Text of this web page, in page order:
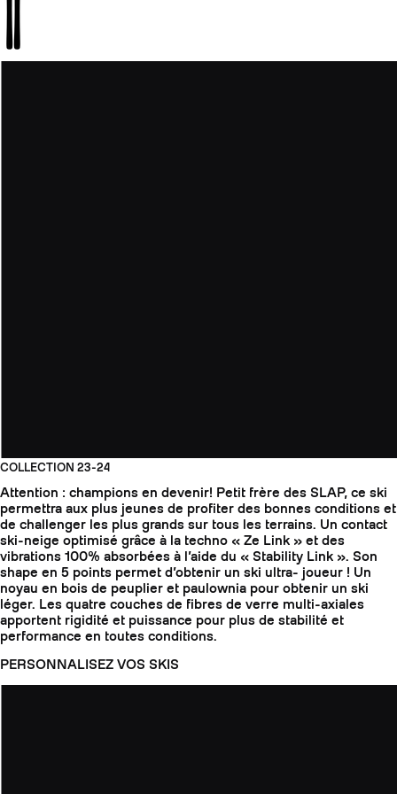
COLLECTION 23-24
Attention : champions en devenir! Petit frère des SLAP, ce ski
permettra aux plus jeunes de profiter des bonnes conditions et
de challenger les plus grands sur tous les terrains. Un contact
ski-neige optimisé grâce à la techno « Ze Link » et des
vibrations 100% absorbées à l’aide du « Stability Link ». Son
shape en 5 points permet d’obtenir un ski ultra- joueur ! Un
noyau en bois de peuplier et paulownia pour obtenir un ski
léger. Les quatre couches de fibres de verre multi-axiales
apportent rigidité et puissance pour plus de stabilité et
performance en toutes conditions.
PERSONNALISEZ VOS SKIS